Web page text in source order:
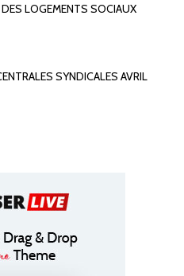
LOGEMENTS SOCIAUX
SYNDICALES AVRIL